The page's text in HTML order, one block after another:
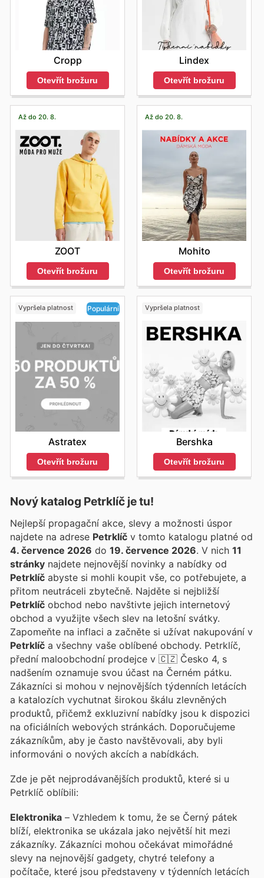
Cropp
Otevřít brožuru
Lindex
Otevřít brožuru
Až do 20. 8.
ZOOT
Otevřít brožuru
Až do 20. 8.
Mohito
Otevřít brožuru
Vypršela platnost Populární
Astratex
Otevřít brožuru
Vypršela platnost
Bershka
Otevřít brožuru
Nový katalog Petrklíč je tu!
Nejlepší propagační akce, slevy a možnosti úspor
najdete na adrese Petrklíč v tomto katalogu platné od
4. července 2026 do 19. července 2026 . V nich 11
stránky najdete nejnovější novinky a nabídky od
Petrklíč abyste si mohli koupit vše, co potřebujete, a
přitom neutráceli zbytečně. Najděte si nejbližší
Petrklíč obchod nebo navštivte jejich internetový
obchod a využijte všech slev na letošní svátky.
Zapomeňte na inflaci a začněte si užívat nakupování v
Petrklíč a všechny vaše oblíbené obchody. Petrklíč,
přední maloobchodní prodejce v 🇨🇿 Česko 4, s
nadšením oznamuje svou účast na Černém pátku.
Zákazníci si mohou v nejnovějších týdenních letácích
a katalozích vychutnat širokou škálu zlevněných
produktů, přičemž exkluzivní nabídky jsou k dispozici
na oficiálních webových stránkách. Doporučujeme
zákazníkům, aby je často navštěvovali, aby byli
informováni o nových akcích a nabídkách.
Zde je pět nejprodávanějších produktů, které si u
Petrklíč oblíbili:
Elektronika – Vzhledem k tomu, že se Černý pátek
blíží, elektronika se ukázala jako největší hit mezi
zákazníky. Zákazníci mohou očekávat mimořádné
slevy na nejnovější gadgety, chytré telefony a
počítače, které jsou představeny v týdenních letácích